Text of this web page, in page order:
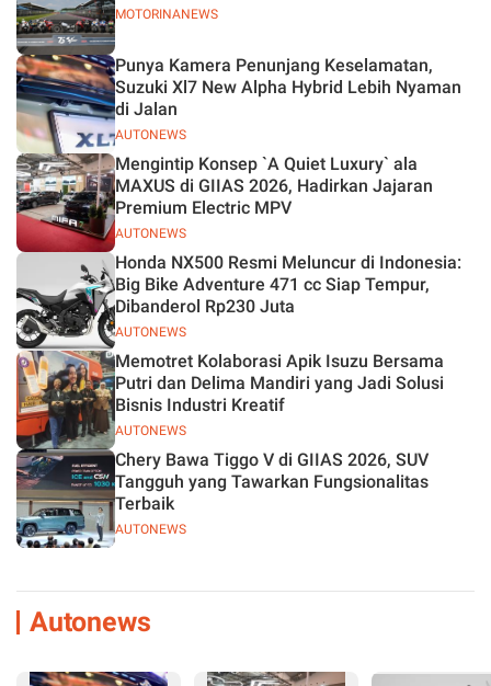
MOTORINANEWS
AUTONEWS
Punya Kamera Penunjang Keselamatan,
Suzuki Xl7 New Alpha Hybrid Lebih Nyaman
di Jalan
AUTONEWS
Mengintip Konsep `A Quiet Luxury` ala
MAXUS di GIIAS 2026, Hadirkan Jajaran
Premium Electric MPV
AUTONEWS
Honda NX500 Resmi Meluncur di Indonesia:
Big Bike Adventure 471 cc Siap Tempur,
Dibanderol Rp230 Juta
AUTONEWS
Memotret Kolaborasi Apik Isuzu Bersama
Putri dan Delima Mandiri yang Jadi Solusi
Bisnis Industri Kreatif
AUTONEWS
Chery Bawa Tiggo V di GIIAS 2026, SUV
Tangguh yang Tawarkan Fungsionalitas
Terbaik
Autonews